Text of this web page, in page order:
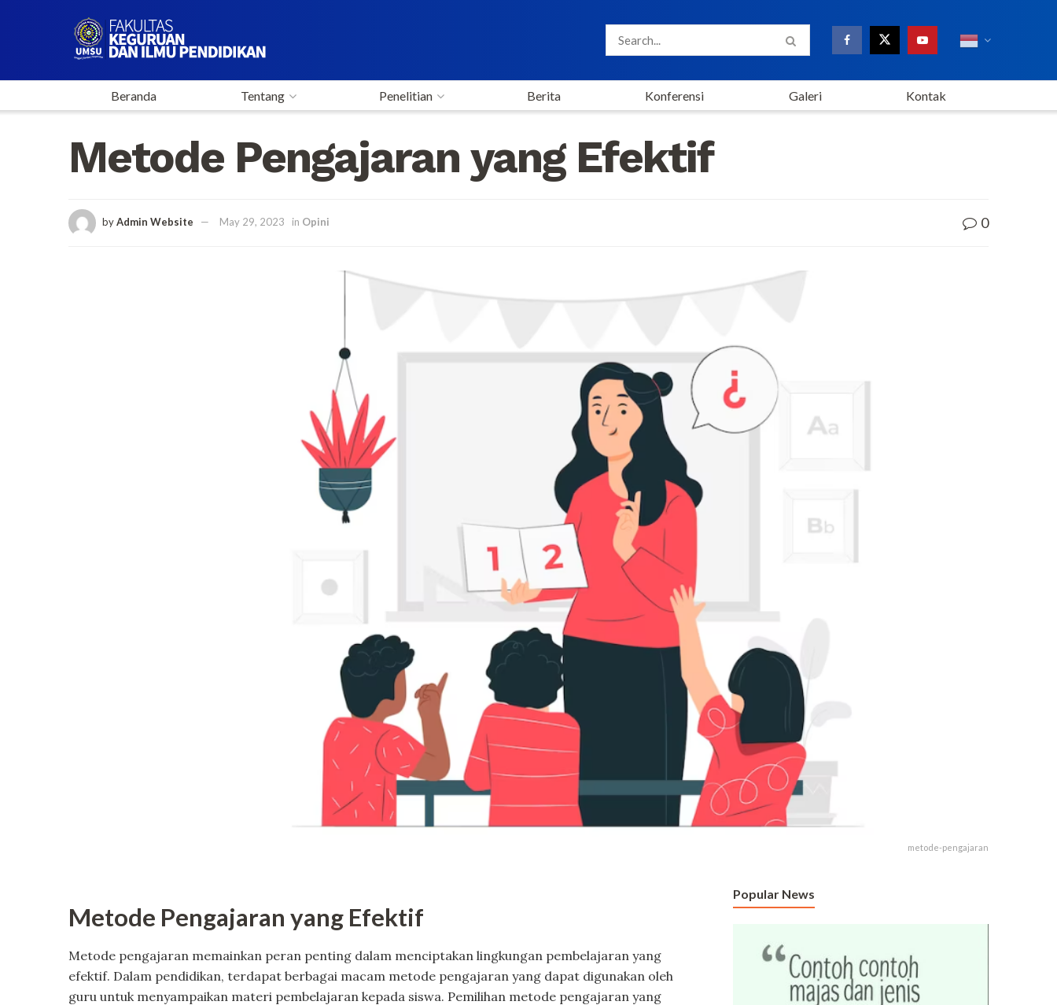
Beranda Tentang Penelitian Berita Konferensi Galeri Kontak
Metode Pengajaran yang Efektif
byAdmin Website May 29, 2023 in Opini 0
metode-pengajaran
Metode Pengajaran yang Efektif
Metode pengajaran memainkan peran penting dalam menciptakan lingkungan pembelajaran yang
efektif. Dalam pendidikan, terdapat berbagai macam metode pengajaran yang dapat digunakan oleh
guru untuk menyampaikan materi pembelajaran kepada siswa. Pemilihan metode pengajaran yang
Popular News